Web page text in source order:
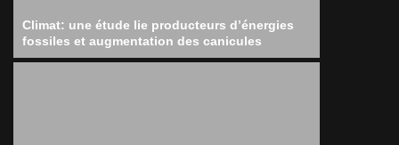
Climat: une étude lie producteurs d’énergies
fossiles et augmentation des canicules